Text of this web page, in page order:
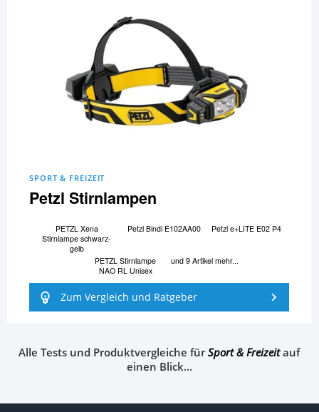
SPORT & FREIZEIT
Petzl Stirnlampen
PETZL Xena
Stirnlampe schwarz-
gelb
Petzl Bindi E102AA00 Petzl e+LITE E02 P4
PETZL Stirnlampe
NAO RL Unisex
und 9 Artikel mehr...
Zum Vergleich und Ratgeber
Alle Tests und Produktvergleiche fürSport & Freizeitauf
einen Blick…